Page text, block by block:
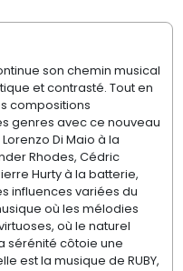
son chemin musical
et contrasté. Tout en
compositions
genres avec ce nouveau
Di Maio à la
Rhodes, Cédric
Hurty à la batterie,
influences variées du
où les mélodies
où le naturel
sérénité côtoie une
est la musique de RUBY,